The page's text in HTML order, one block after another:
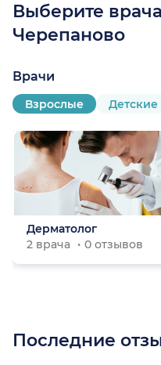
Выберите
Черепаново
Врачи
Взрослые Детские
Дерматолог
2 врача
0 отзывов
Последние